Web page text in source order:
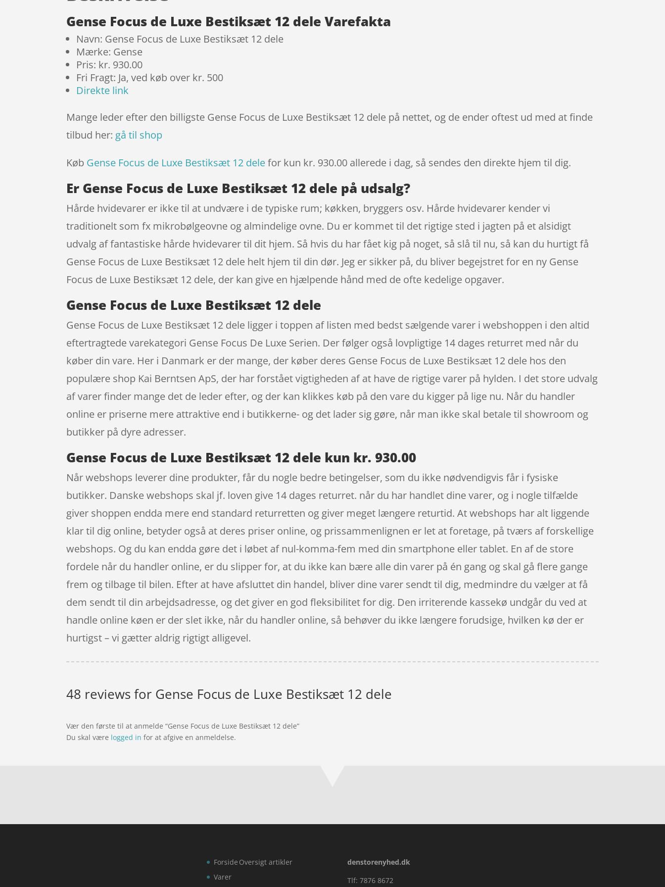
mmelser
Gense Focus de Luxe Bestiksæt 12 dele Varefakta
Navn: Gense Focus de Luxe Bestiksæt 12 dele
Mærke: Gense
Pris: kr. 930.00
Fri Fragt: Ja, ved køb over kr. 500
Direkte link
Mange leder efter den billigste Gense Focus de Luxe Bestiksæt 12 dele på nettet, og de ender oftest ud med at finde
tilbud her: gå til shop
Køb Gense Focus de Luxe Bestiksæt 12 delefor kun kr. 930.00 allerede i dag, så sendes den direkte hjem til dig.
Er Gense Focus de Luxe Bestiksæt 12 dele på udsalg?
Hårde hvidevarer er ikke til at undvære i de typiske rum; køkken, bryggers osv. Hårde hvidevarer kender vi
traditionelt som fx mikrobølgeovne og almindelige ovne. Du er kommet til det rigtige sted i jagten på et alsidigt
udvalg af fantastiske hårde hvidevarer til dit hjem. Så hvis du har fået kig på noget, så slå til nu, så kan du hurtigt få
Gense Focus de Luxe Bestiksæt 12 dele helt hjem til din dør. Jeg er sikker på, du bliver begejstret for en ny Gense
Focus de Luxe Bestiksæt 12 dele, der kan give en hjælpende hånd med de ofte kedelige opgaver.
Gense Focus de Luxe Bestiksæt 12 dele
Gense Focus de Luxe Bestiksæt 12 dele ligger i toppen af listen med bedst sælgende varer i webshoppen i den altid
eftertragtede varekategori Gense Focus De Luxe Serien. Der følger også lovpligtige 14 dages returret med når du
køber din vare. Her i Danmark er der mange, der køber deres Gense Focus de Luxe Bestiksæt 12 dele hos den
populære shop Kai Berntsen ApS, der har forstået vigtigheden af at have de rigtige varer på hylden. I det store udvalg
af varer finder mange det de leder efter, og der kan klikkes køb på den vare du kigger på lige nu. Når du handler
online er priserne mere attraktive end i butikkerne- og det lader sig gøre, når man ikke skal betale til showroom og
butikker på dyre adresser.
Gense Focus de Luxe Bestiksæt 12 dele kun kr. 930.00
Når webshops leverer dine produkter, får du nogle bedre betingelser, som du ikke nødvendigvis får i fysiske
butikker. Danske webshops skal jf. loven give 14 dages returret. når du har handlet dine varer, og i nogle tilfælde
giver shoppen endda mere end standard returretten og giver meget længere returtid. At webshops har alt liggende
klar til dig online, betyder også at deres priser online, og prissammenlignen er let at foretage, på tværs af forskellige
webshops. Og du kan endda gøre det i løbet af nul-komma-fem med din smartphone eller tablet. En af de store
fordele når du handler online, er du slipper for, at du ikke kan bære alle din varer på én gang og skal gå flere gange
frem og tilbage til bilen. Efter at have afsluttet din handel, bliver dine varer sendt til dig, medmindre du vælger at få
dem sendt til din arbejdsadresse, og det giver en god fleksibilitet for dig. Den irriterende kassekø undgår du ved at
handle online køen er der slet ikke, når du handler online, så behøver du ikke længere forudsige, hvilken kø der er
hurtigst – vi gætter aldrig rigtigt alligevel.
48 reviews for Gense Focus de Luxe Bestiksæt 12 dele
Vær den første til at anmelde “Gense Focus de Luxe Bestiksæt 12 dele”
Du skal være logged in for at afgive en anmeldelse.
Forside
Varer
Oversigt artikler
denstorenyhed.dk
Tlf: 7876 8672